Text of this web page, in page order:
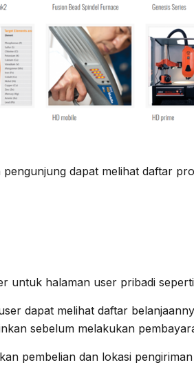
dapat melihat daftar
untuk halaman user pribadi
dapat melihat daftar
sebelum melakukan
pembelian dan lokasi